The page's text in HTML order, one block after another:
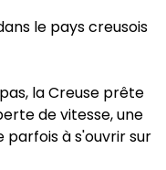
le pays creusois
la Creuse prête
de vitesse, une
parfois à s'ouvrir sur